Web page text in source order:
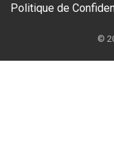
Politique de
©